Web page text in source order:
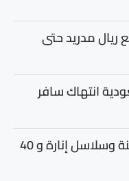
مدريد حتى
انتهاك سافر
المواصفات: إتلاف 27 ألف حبل زينة وسلاسل إنارة و 40